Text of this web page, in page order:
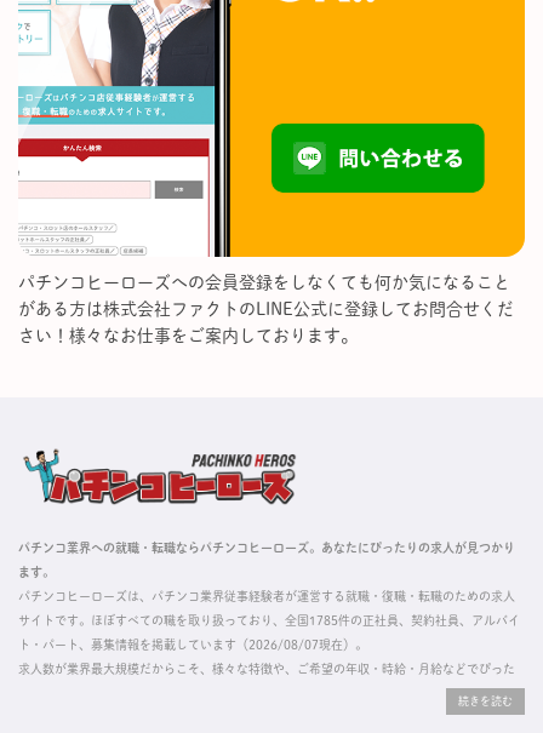
パチンコヒーローズへの会員登録をしなくても何か気になること
がある方は株式会社ファクトのLINE公式に登録してお問合せくだ
さい！様々なお仕事をご案内しております。
パチンコ業界への就職・転職ならパチンコヒーローズ。あなたにぴったりの求人が見つかり
ます。
パチンコヒーローズは、パチンコ業界従事経験者が運営する就職・復職・転職のための求人
サイトです。ほぼすべての職を取り扱っており、全国1785件の正社員、契約社員、アルバイ
ト・パート、募集情報を掲載しています（2026/08/07現在）。
求人数が業界最大規模だからこそ、様々な特徴や、ご希望の年収・時給・月給などでぴった
掲載している求人は、すべて契約法人様から寄せられた正規の求人情報です。応募いただい